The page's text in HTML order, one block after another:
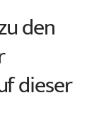
den
dieser